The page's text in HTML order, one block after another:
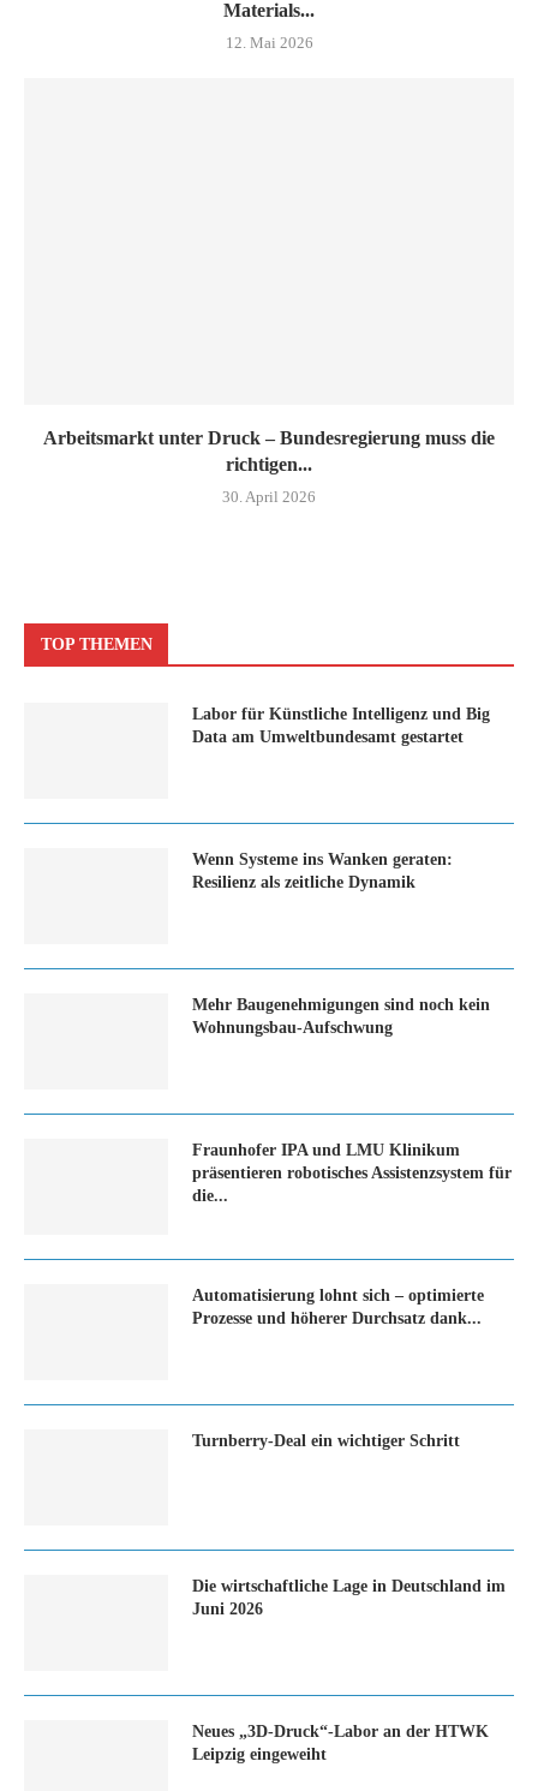
Materials...
12. Mai 2026
Arbeitsmarkt unter Druck – Bundesregierung muss die
richtigen...
30. April 2026
TOP THEMEN
Labor für Künstliche Intelligenz und Big
Data am Umweltbundesamt gestartet
Wenn Systeme ins Wanken geraten:
Resilienz als zeitliche Dynamik
Mehr Baugenehmigungen sind noch kein
Wohnungsbau-Aufschwung
Fraunhofer IPA und LMU Klinikum
präsentieren robotisches Assistenzsystem für
die...
Automatisierung lohnt sich – optimierte
Prozesse und höherer Durchsatz dank...
Turn­ber­ry-Deal ein wich­ti­ger Schritt
Die wirtschaftliche Lage in Deutschland im
Juni 2026
Neues „3D-Druck“-Labor an der HTWK
Leipzig eingeweiht